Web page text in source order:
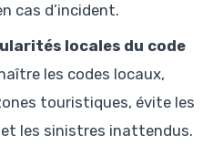
cas d’incident.
locales du code
les codes locaux,
touristiques, évite les
les sinistres inattendus.